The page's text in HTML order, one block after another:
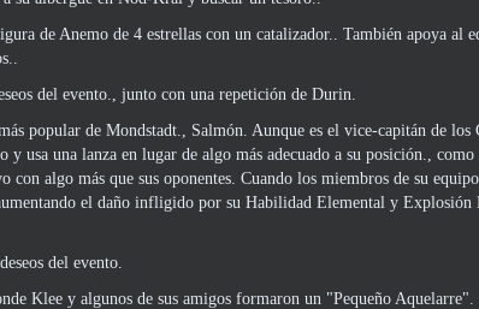
de Anemo de 4 estrellas con un catalizador.. También apoya al
del evento., junto con una repetición de Durin.
popular de Mondstadt., Salmón. Aunque es el vice-capitán de los
y usa una lanza en lugar de algo más adecuado a su posición.,
algo más que sus oponentes. Cuando los miembros de su
el daño infligido por su Habilidad Elemental y Explosión
del evento.
Klee y algunos de sus amigos formaron un "Pequeño Aquelarre".